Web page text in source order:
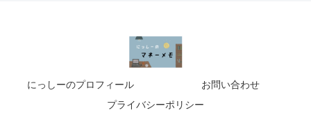
にっしーのプロフィール
お問い合わせ
プライバシーポリシー